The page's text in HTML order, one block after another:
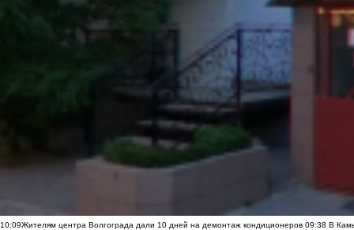
10:09Жителям центра Волгограда дали 10 дней на демонтаж кондиционеров 09:38 В